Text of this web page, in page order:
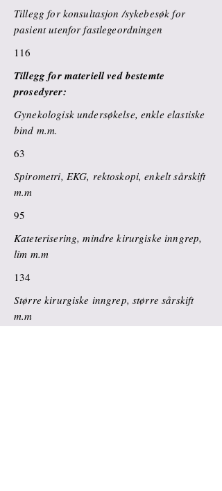
Tillegg for konsultasjon /sykebesøk for
pasient utenfor fastlegeordningen
116
Tillegg for materiell ved bestemte
prosedyrer:
Gynekologisk undersøkelse, enkle elastiske
bind m.m.
Spirometri, EKG, rektoskopi, enkelt sårskift
m.m
Kateterisering, mindre kirurgiske inngrep,
lim m.m
Større kirurgiske inngrep, større sårskift
m.m
63
95
134